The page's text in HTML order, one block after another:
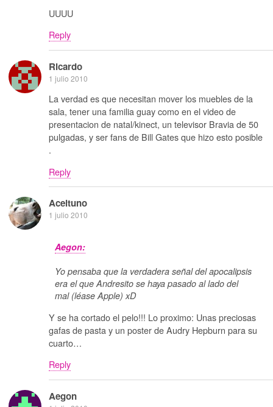
UUUU
Reply
Ricardo
1 julio 2010
La verdad es que necesitan mover los muebles de la
sala, tener una familia guay como en el video de
presentacion de natal/kinect, un televisor Bravia de 50
pulgadas, y ser fans de Bill Gates que hizo esto posible
.
Reply
Aceituno
1 julio 2010
Aegon:
Yo pensaba que la verdadera señal del apocalipsis
era el que Andresito se haya pasado al lado del
mal (léase Apple) xD
Y se ha cortado el pelo!!! Lo proximo: Unas preciosas
gafas de pasta y un poster de Audry Hepburn para su
cuarto…
Reply
Aegon